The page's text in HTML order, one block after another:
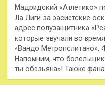
Мадридский «Атлетико»
Ла Лиги за расистские
адрес полузащитника
которые звучали во
«Вандо Метрополитано».
Напомним, что
ты обезьяна»! Также